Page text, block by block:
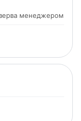
менеджером